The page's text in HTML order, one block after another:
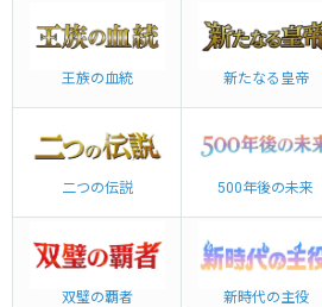
王族の血統 新たなる皇帝
二つの伝説 500年後の未来
双璧の覇者 新時代の主役